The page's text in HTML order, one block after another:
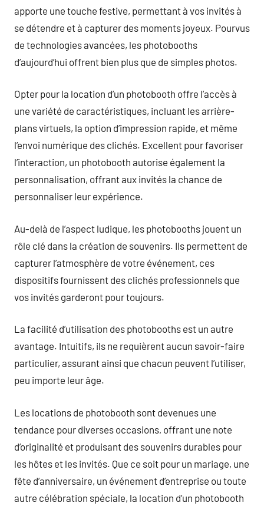
apporte une touche festive, permettant à vos invités à
se détendre et à capturer des moments joyeux. Pourvus
de technologies avancées, les photobooths
d’aujourd’hui offrent bien plus que de simples photos.
Opter pour la location d’un photobooth offre l’accès à
une variété de caractéristiques, incluant les arrière-
plans virtuels, la option d’impression rapide, et même
l’envoi numérique des clichés. Excellent pour favoriser
l’interaction, un photobooth autorise également la
personnalisation, offrant aux invités la chance de
personnaliser leur expérience.
Au-delà de l’aspect ludique, les photobooths jouent un
rôle clé dans la création de souvenirs. Ils permettent de
capturer l’atmosphère de votre événement, ces
dispositifs fournissent des clichés professionnels que
vos invités garderont pour toujours.
La facilité d’utilisation des photobooths est un autre
avantage. Intuitifs, ils ne requièrent aucun savoir-faire
particulier, assurant ainsi que chacun peuvent l’utiliser,
peu importe leur âge.
Les locations de photobooth sont devenues une
tendance pour diverses occasions, offrant une note
d’originalité et produisant des souvenirs durables pour
les hôtes et les invités. Que ce soit pour un mariage, une
fête d’anniversaire, un événement d’entreprise ou toute
autre célébration spéciale, la location d’un photobooth